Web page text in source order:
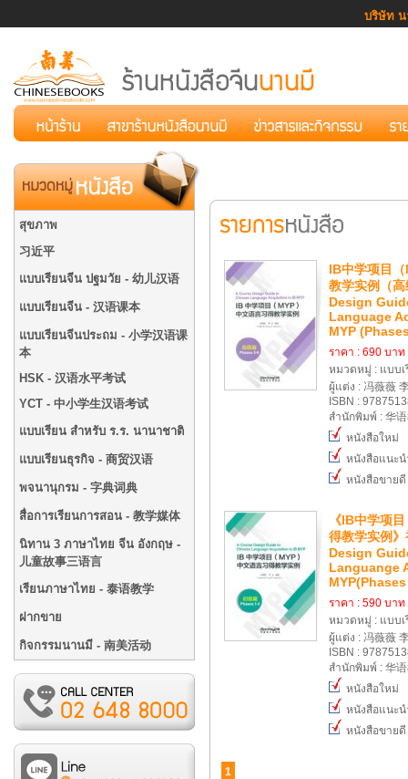
บริษัท น
สุขภาพ
习近平
แบบเรียนจีน ปฐมวัย - 幼儿汉语
แบบเรียนจีน - 汉语课本
แบบเรียนจีนประถม - 小学汉语课
本
HSK - 汉语水平考试
YCT - 中小学生汉语考试
แบบเรียน สำหรับ ร.ร. นานาชาติ
แบบเรียนธุรกิจ - 商贸汉语
พจนานุกรม - 字典词典
สื่อการเรียนการสอน - 教学媒体
นิทาน 3 ภาษาไทย จีน อังกฤษ -
儿童故事三语言
เรียนภาษาไทย - 泰语教学
ฝากขาย
กิจกรรมนานมี - 南美活动
IB中学项目
教学实例（
Design
Language
MYP
ราคา : 690 บาท
หมวดหมู่ : แบบเ
ผู้แต่ง : 冯薇薇
ISBN :
สำนักพิมพ์ : 华
หนังสือใหม่
หนังสือแนะน
หนังสือขายดี
《IB中学项
得教学实例
Design
Languange
ราคา : 590 บาท
หมวดหมู่ : แบบเ
ผู้แต่ง : 冯薇薇
ISBN :
สำนักพิมพ์ : 华
หนังสือใหม่
หนังสือแนะน
หนังสือขายดี
1